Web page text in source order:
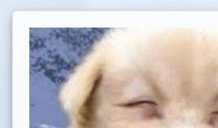
Hi,I'm Yuhe.You can add me to
can help you welcome everyone.